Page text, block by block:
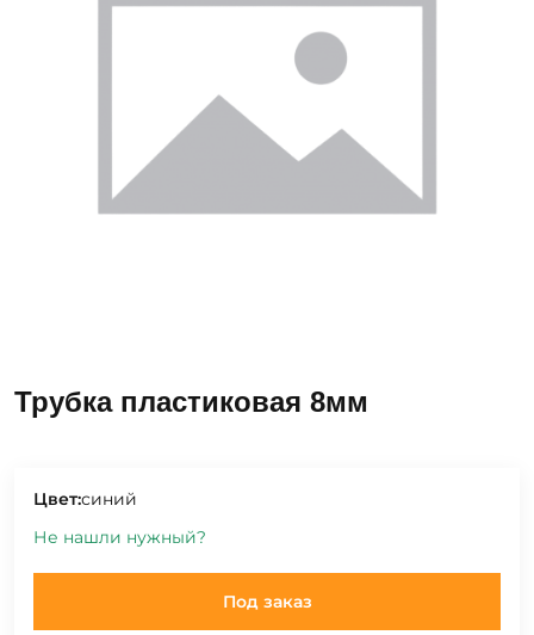
Трубка пластиковая 8мм
Цвет:синий
Не нашли нужный?
Под заказ